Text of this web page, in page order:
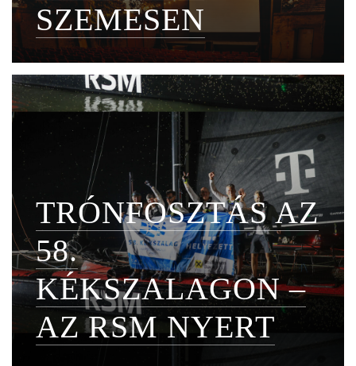
SZEMESEN
TRÓNFOSZTÁS AZ
58.
KÉKSZALAGON –
AZ RSM NYERT